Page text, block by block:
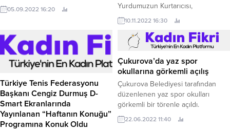
Topaloğlu’na nezaket ziyaretinde
bulundu.
05.09.2022 16:20
Yurdumuzun Kurtarıcısı,
Cumhuriyetimizin Kurucusu, Ulu
Önder Gazi Mustafa Kemal
Atatürk'ün dünya hayatına gözlerini
kapayışının 84.
10.11.2022 16:30
Türkiye Tenis Federasyonu
Başkanı Cengiz Durmuş D-
Smart Ekranlarında
Yayınlanan “Haftanın Konuğu”
Programına Konuk Oldu
Çukurova’da yaz spor
okullarına görkemli açılış
Çukurova Belediyesi tarafından
düzenlenen yaz spor okulları
görkemli bir törenle açıldı.
22.06.2022 11:40